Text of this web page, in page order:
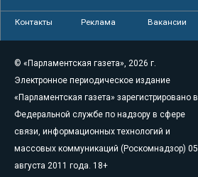
Контакты Реклама Вакансии
© «Парламентская газета», 2026 г.
Электронное периодическое издание
«Парламентская газета» зарегистрировано в
Федеральной службе по надзору в сфере
связи, информационных технологий и
массовых коммуникаций (Роскомнадзор) 05
августа 2011 года. 18+